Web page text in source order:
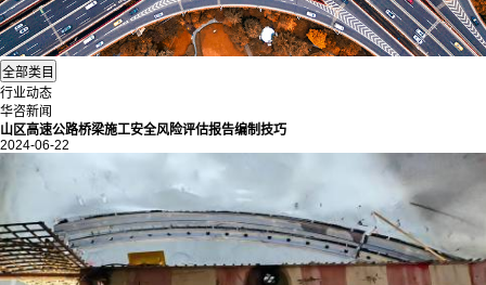
行业动态
华咨新闻
山区高速公路桥梁施工安全风险评估报告编制技巧
2024-06-22